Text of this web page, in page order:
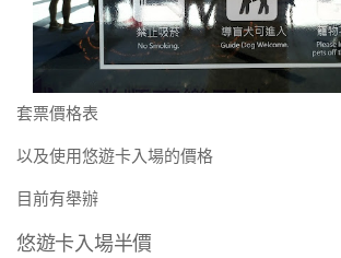
套票價格表
以及使用悠遊卡入場的價格
目前有舉辦
悠遊卡入場半價